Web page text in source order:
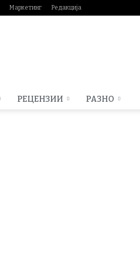
Маркетинг Редакција
РЕЦЕНЗИИ РАЗНО